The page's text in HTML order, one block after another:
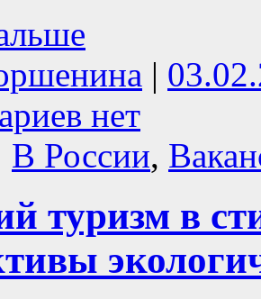
|
нет
В России,
туризм в